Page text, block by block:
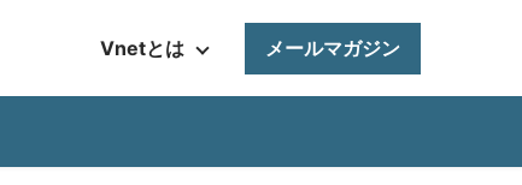
Vnetとは メールマガジン